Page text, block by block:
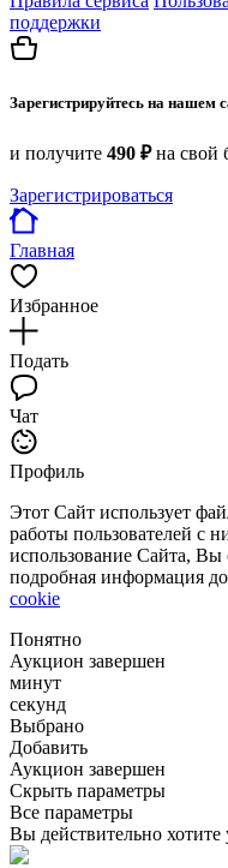
поддержки
Зарегистрируйтесь на нашем
и получите 490 ₽на свой
Зарегистрироваться
Главная
Избранное
Подать
Чат
Профиль
Этот Сайт использует
работы пользователей с
использование Сайта, Вы
подробная информация
cookie
Понятно
Аукцион завершен
минут
секунд
Выбрано
Добавить
Аукцион завершен
Скрыть параметры
Все параметры
Вы действительно хотите